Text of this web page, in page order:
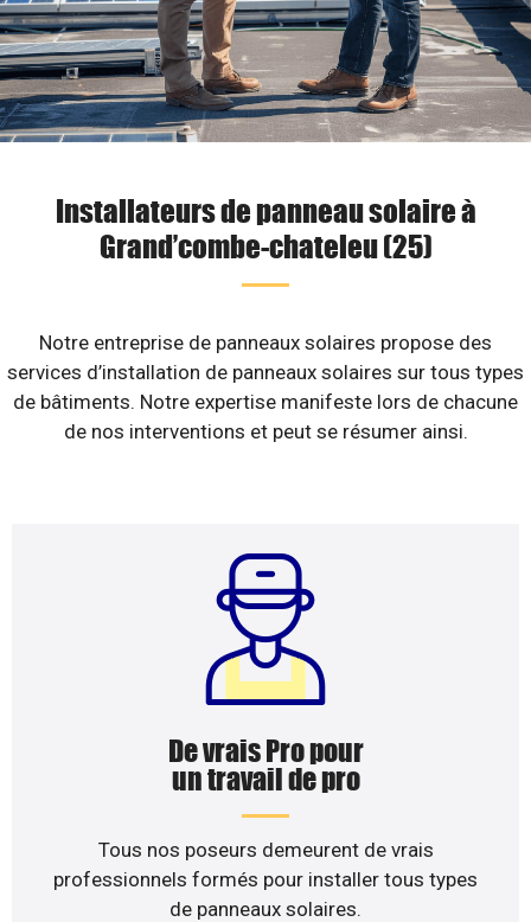
Installateurs de panneau solaire à
Grand’combe-chateleu (25)
Notre entreprise de panneaux solaires propose des
services d’installation de panneaux solaires sur tous types
de bâtiments. Notre expertise manifeste lors de chacune
de nos interventions et peut se résumer ainsi.
De vrais Pro pour
un travail de pro
Tous nos poseurs demeurent de vrais
professionnels formés pour installer tous types
de panneaux solaires.